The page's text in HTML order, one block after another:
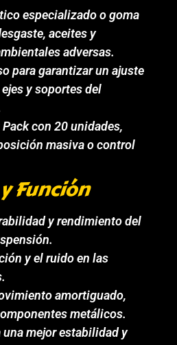
especializado o goma
aceites y
adversas.
para garantizar un ajuste
y soportes del
con 20 unidades,
masiva o control
Función
y rendimiento del
y el ruido en las
amortiguado,
metálicos.
una mejor estabilidad y